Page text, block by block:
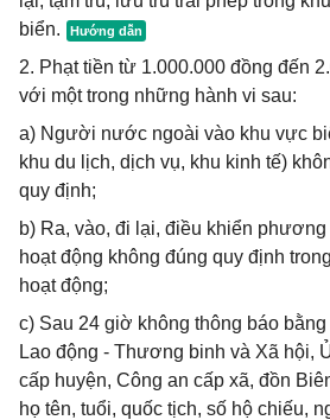
biển.
2. Phạt tiền từ 1.000.000 đồng đến
với một trong những hành vi sau:
a) Người nước ngoài vào khu vực
khu du lịch, dịch vụ, khu kinh tế)
quy định;
b) Ra, vào, đi lại, điều khiển
hoạt động không đúng quy định
hoạt động;
c) Sau 24 giờ không thông báo
Lao động - Thương binh và Xã hội,
cấp huyện, Công an cấp xã, đồn
họ tên, tuổi, quốc tịch, số hộ chiếu,